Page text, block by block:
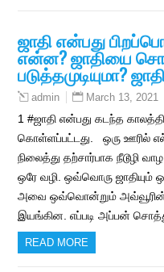
ஜாதி என்பது
என்ன? ஜாதியை
படுத்தமுடியுமா?
admin March 13, 2021
1 #ஜாதி என்பது கடந்த
கொள்ளப்பட்டது. ஒரு ஊரில்
நிலைத்து தற்சார்பாக நீடூழி
ஒரே வழி. ஒவ்வொரு
அவை ஒவ்வொன்றும் அவ்வூரின்
இயங்கின. எப்படி அப்பன்
READ MORE